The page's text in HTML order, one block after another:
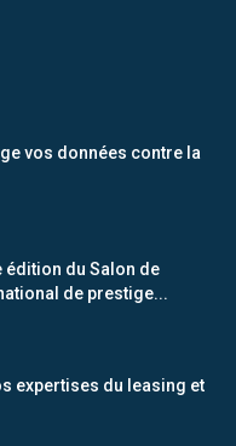
vos données contre la
édition du Salon de
de prestige...
expertises du leasing et